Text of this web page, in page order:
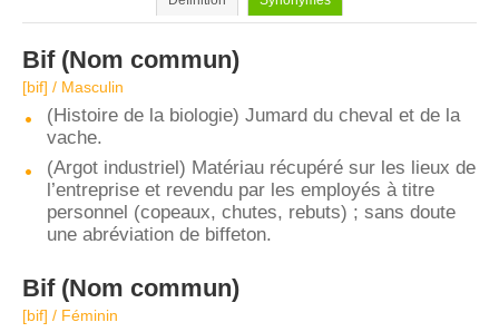
Bif(Nom commun)
[bif] / Masculin
(Histoire de la biologie) Jumard du cheval et de la
vache.
(Argot industriel) Matériau récupéré sur les lieux de
l’entreprise et revendu par les employés à titre
personnel (copeaux, chutes, rebuts) ; sans doute
une abréviation de biffeton.
Bif(Nom commun)
[bif] / Féminin